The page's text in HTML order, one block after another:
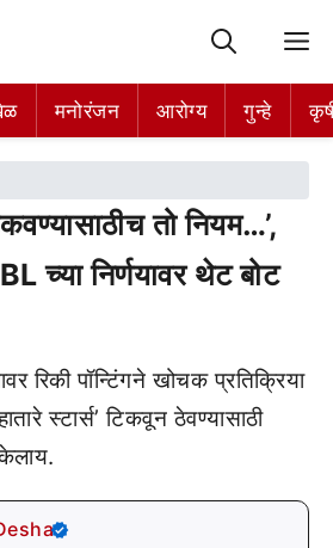
मनोरंजन आरोग्य गुन्हे
तो नियम…’,
च्या निर्णयावर थेट बोट
रिकी पॉन्टिंगने खोचक प्रतिक्रिया
स्टार्स’ टिकवून ठेवण्यासाठी